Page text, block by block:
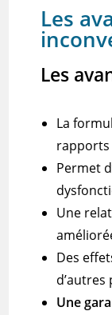
Les
Les
La
rapports
Permet
Une
Des
Une